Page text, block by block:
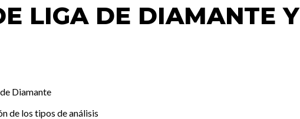
LIGA DE DIAMANTE Y
Diamante
de los tipos de análisis